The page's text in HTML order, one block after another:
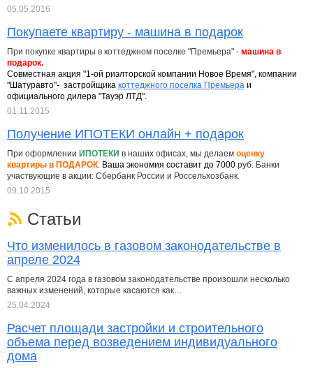
05.05.2016
Покупаете квартиру - машина в подарок
При покупке квартиры в коттеджном поселке "Премьера" - машина в
подарок.
Совместная акция "1-ой риэлторской компании Новое Время", компании
"Шатуравто"- застройщика коттеджного поселка Премьера и
официального дилера "Тауэр ЛТД".
01.11.2015
Получение ИПОТЕКИ онлайн + подарок
При оформлении ИПОТЕКИ в наших офисах, мы делаем оценку
квартиры в ПОДАРОК Ваша экономия составит до 7000 руб. Банки
участвующие в акции: Сбербанк России и Россельхозбанк.
09.10.2015
Статьи
Что изменилось в газовом законодательстве в
апреле 2024
С апреля 2024 года в газовом законодательстве произошли несколько
важных изменений, которые касаются как…
25.04.2024
Расчет площади застройки и строительного
объема перед возведением индивидуального
дома